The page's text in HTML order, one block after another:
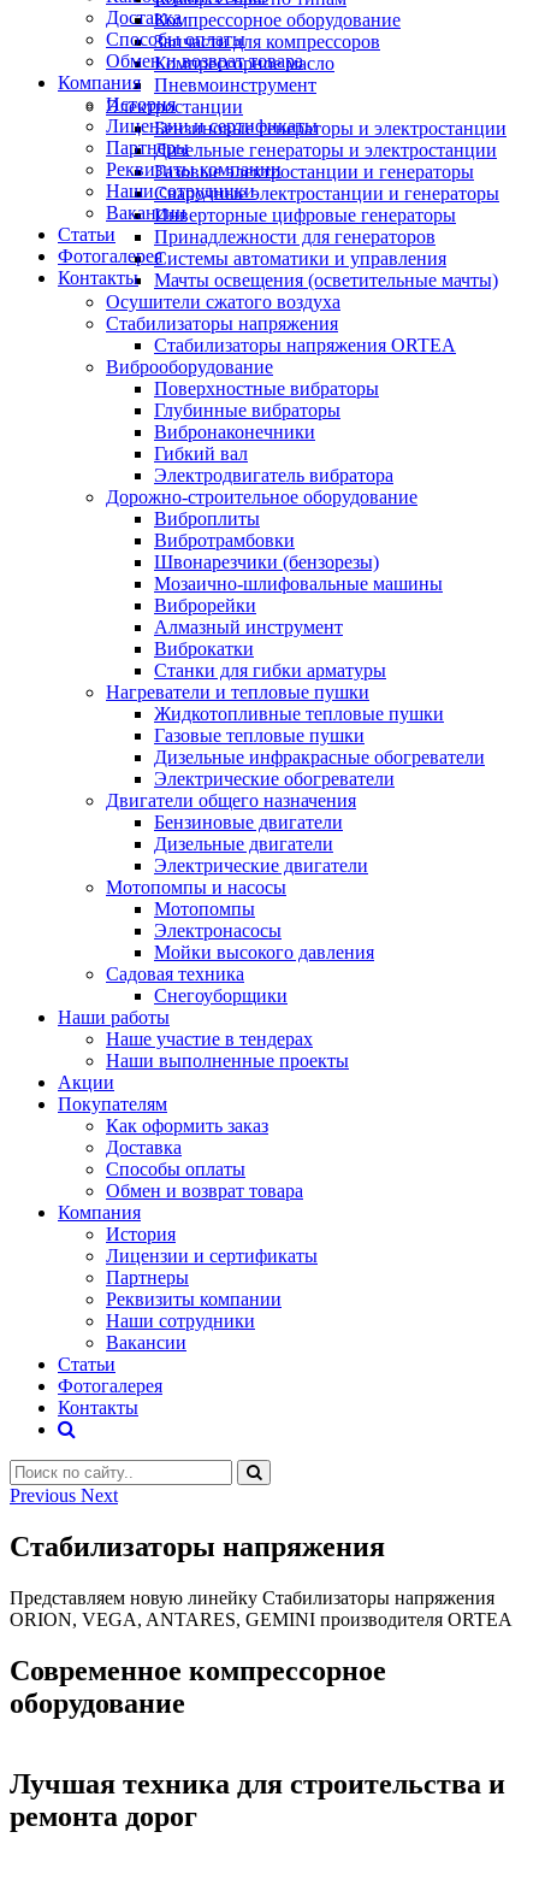
Доставка
Способы оплаты
Обмен и возврат товара
Компания
История
Лицензии и сертификаты
Партнеры
Реквизиты компании
Наши сотрудники
Вакансии
Статьи
Фотогалерея
Контакты
Компрессорное оборудование
Запчасти для компрессоров
Компрессорное масло
Пневмоинструмент
Электростанции
Бензиновые генераторы и электростанции
Дизельные генераторы и электростанции
Газовые электростанции и генераторы
Сварочные электростанции и генераторы
Инверторные цифровые генераторы
Принадлежности для генераторов
Системы автоматики и управления
Мачты освещения (осветительные мачты)
Осушители сжатого воздуха
Cтабилизаторы напряжения
Стабилизаторы напряжения ORTEA
Виброоборудование
Поверхностные вибраторы
Глубинные вибраторы
Вибронаконечники
Гибкий вал
Электродвигатель вибратора
Дорожно-строительное оборудование
Виброплиты
Вибротрамбовки
Швонарезчики (бензорезы)
Мозаично-шлифовальные машины
Виброрейки
Алмазный инструмент
Виброкатки
Станки для гибки арматуры
Нагреватели и тепловые пушки
Жидкотопливные тепловые пушки
Газовые тепловые пушки
Дизельные инфракрасные обогреватели
Электрические обогреватели
Двигатели общего назначения
Бензиновые двигатели
Дизельные двигатели
Электрические двигатели
Мотопомпы и насосы
Мотопомпы
Электронасосы
Мойки высокого давления
Садовая техника
Снегоуборщики
Наши работы
Наше участие в тендерах
Наши выполненные проекты
Акции
Покупателям
Как оформить заказ
Доставка
Способы оплаты
Обмен и возврат товара
Компания
История
Лицензии и сертификаты
Партнеры
Реквизиты компании
Наши сотрудники
Вакансии
Статьи
Фотогалерея
Контакты
Previous Next
Стабилизаторы напряжения
Представляем новую линейку Стабилизаторы напряжения
ORION, VEGA, ANTARES, GEMINI производителя ORTEA
Современное компрессорное
оборудование
Лучшая техника для строительства и
ремонта дорог